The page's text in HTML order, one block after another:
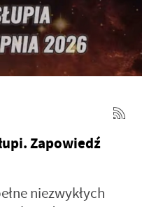
Zapowiedź
niezwykłych